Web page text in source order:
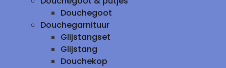
Douchegoot
Douchegarnituur
Glijstangset
Glijstang
Douchekop